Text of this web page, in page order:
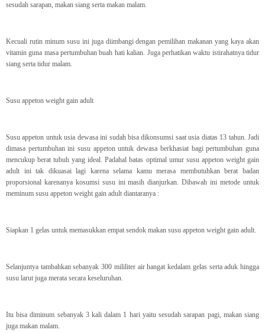
sesudah sarapan, makan siang serta makan malam.
Kecuali rutin minum susu ini juga diimbangi dengan pemilihan makanan yang kaya akan
vitamin guna masa pertumbuhan buah hati kalian. Juga perhatikan waktu istirahatnya tidur
siang serta tidur malam.
Susu appeton weight gain adult
Susu appeton untuk usia dewasa ini sudah bisa dikonsumsi saat usia diatas 13 tahun. Jadi
dimasa pertumbuhan ini susu appeton untuk dewasa berkhasiat bagi pertumbuhan guna
mencukup berat tubuh yang ideal. Padahal batas optimal umur susu appeton weight gain
adult ini tak dikuasai lagi karena selama kamu merasa membutuhkan berat badan
proporsional karenanya kosumsi susu ini masih dianjurkan. Dibawah ini metode untuk
meminum susu appeton weight gain adult diantaranya :
Siapkan 1 gelas untuk memasukkan empat sendok makan susu appeton weight gain adult.
Selanjuntya tambahkan sebanyak 300 mililiter air hangat kedalam gelas serta aduk hingga
susu larut juga merata secara keseluruhan.
Itu bisa diminum sebanyak 3 kali dalam 1 hari yaitu sesudah sarapan pagi, makan siang
juga makan malam.